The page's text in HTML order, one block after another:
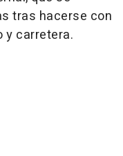
tras hacerse con
y carretera.